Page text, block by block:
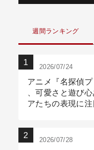
週間ランキング
2026/07/24
アニメ『名探偵
、可愛さと遊び
アたちの表現に
2026/07/28